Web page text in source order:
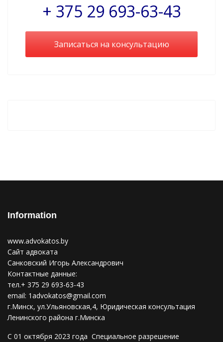
+ 375 29 693-63-43
Записаться на консультацию
Information
www.advokatos.by
Сайт адвоката
Санковский Игорь Александрович
Контактные данные:
тел.+ 375 29 693-63-43
email: 1advokatos@gmail.com
г.Минск, ул.Ульяновская,4, Юридическая консультация
Ленинского района г.Минска
С 01 октября 2023 года Специальное разрешение